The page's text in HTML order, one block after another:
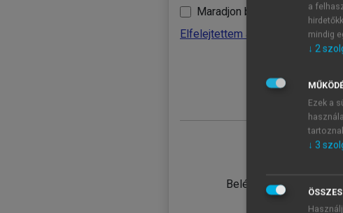
Maradjon belépve
Elfelejtettem a jelszavamat
Belépés intézményi
a
mindig
↓ 2
Ezek a
↓ 3